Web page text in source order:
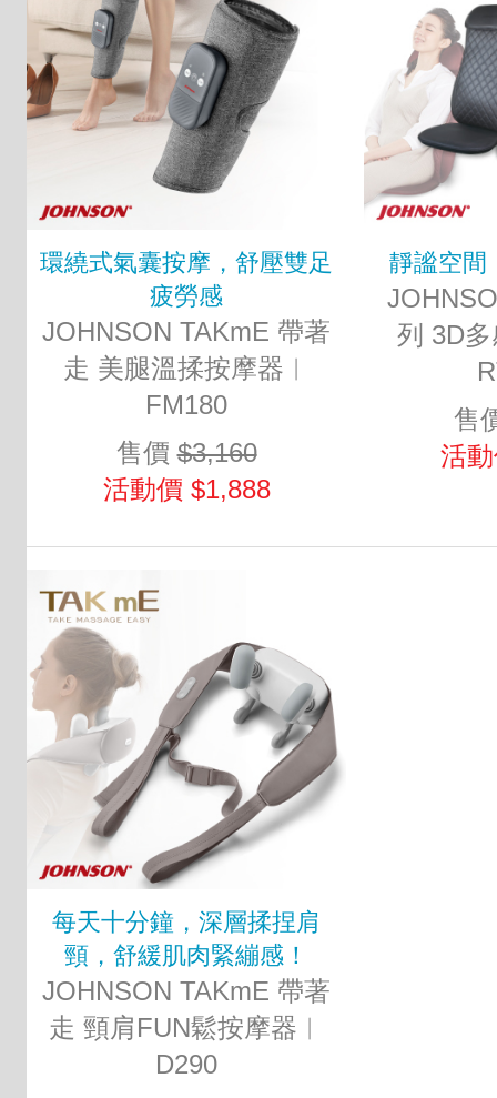
環繞式氣囊按摩，舒壓雙足
疲勞感
JOHNSON TAKmE 帶著
走 美腿溫揉按摩器︱
FM180
售價$3,160
活動價 $1,888
靜謐空間
列 3D
售
活
每天十分鐘，深層揉捏肩
頸，舒緩肌肉緊繃感！
JOHNSON TAKmE 帶著
走 頸肩FUN鬆按摩器︱
D290